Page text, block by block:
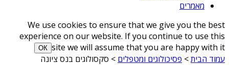
מאמרים
We use cookies to ensure that we give you the best
experience on our website. If you continue to use this
site we will assume that you are happy with it
ОК
עמוד הבית> פסיכולוגים ומטפלים > סקסולוגים בנס ציונה